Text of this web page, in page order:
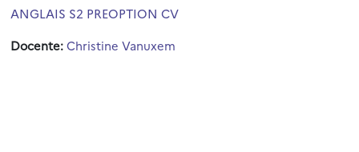
ANGLAIS S2 PREOPTION CV
Docente:Christine Vanuxem